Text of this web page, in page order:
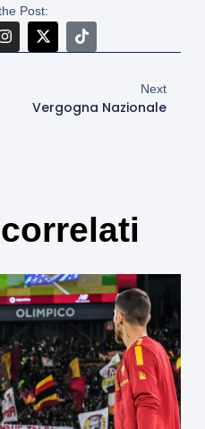
Post:
Next
Vergogna Nazionale